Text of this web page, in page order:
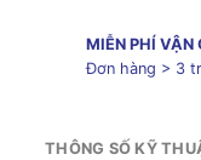
MIỄN PHÍ VẬN
Đơn hàng > 3
THÔNG SỐ KỸ